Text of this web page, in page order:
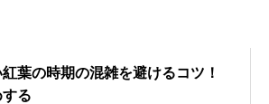
葉の時期の混雑を避けるコツ！
る